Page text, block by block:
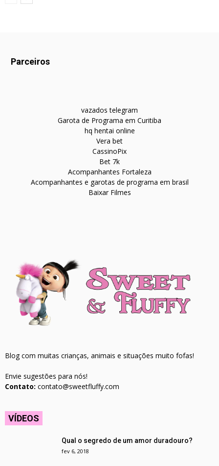
Parceiros
vazados telegram
Garota de Programa em Curitiba
hq hentai online
Vera bet
CassinoPix
Bet 7k
Acompanhantes Fortaleza
Acompanhantes e garotas de programa em brasil
Baixar Filmes
Blog com muitas crianças, animais e situações muito fofas!
Envie sugestões para nós!
Contato: contato@sweetfluffy.com
VÍDEOS
Qual o segredo de um amor duradouro?
fev 6, 2018